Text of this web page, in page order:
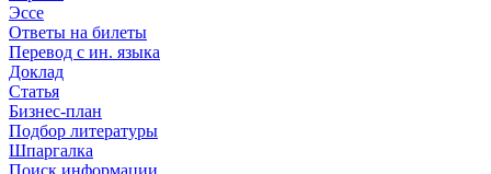
Эссе
Ответы на билеты
Перевод с ин. языка
Доклад
Статья
Бизнес-план
Подбор литературы
Шпаргалка
Поиск информации